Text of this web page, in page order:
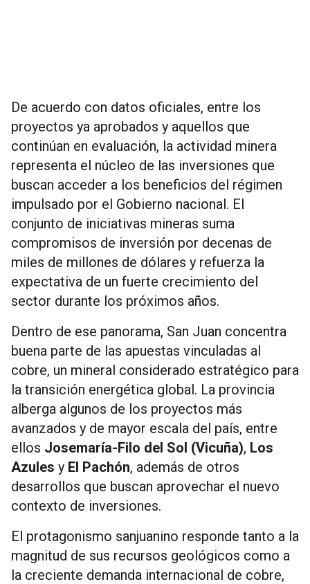
De acuerdo con datos oficiales, entre los
proyectos ya aprobados y aquellos que
continúan en evaluación, la actividad minera
representa el núcleo de las inversiones que
buscan acceder a los beneficios del régimen
impulsado por el Gobierno nacional. El
conjunto de iniciativas mineras suma
compromisos de inversión por decenas de
miles de millones de dólares y refuerza la
expectativa de un fuerte crecimiento del
sector durante los próximos años.
Dentro de ese panorama, San Juan concentra
buena parte de las apuestas vinculadas al
cobre, un mineral considerado estratégico para
la transición energética global. La provincia
alberga algunos de los proyectos más
avanzados y de mayor escala del país, entre
ellos Josemaría-Filo del Sol (Vicuña), Los
Azules y El Pachón, además de otros
desarrollos que buscan aprovechar el nuevo
contexto de inversiones.
El protagonismo sanjuanino responde tanto a la
magnitud de sus recursos geológicos como a
la creciente demanda internacional de cobre,